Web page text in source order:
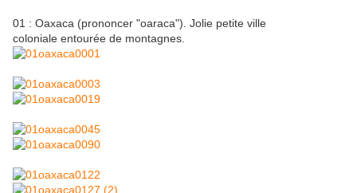
01 : Oaxaca (prononcer "oaraca"). Jolie petite ville
coloniale entourée de montagnes.